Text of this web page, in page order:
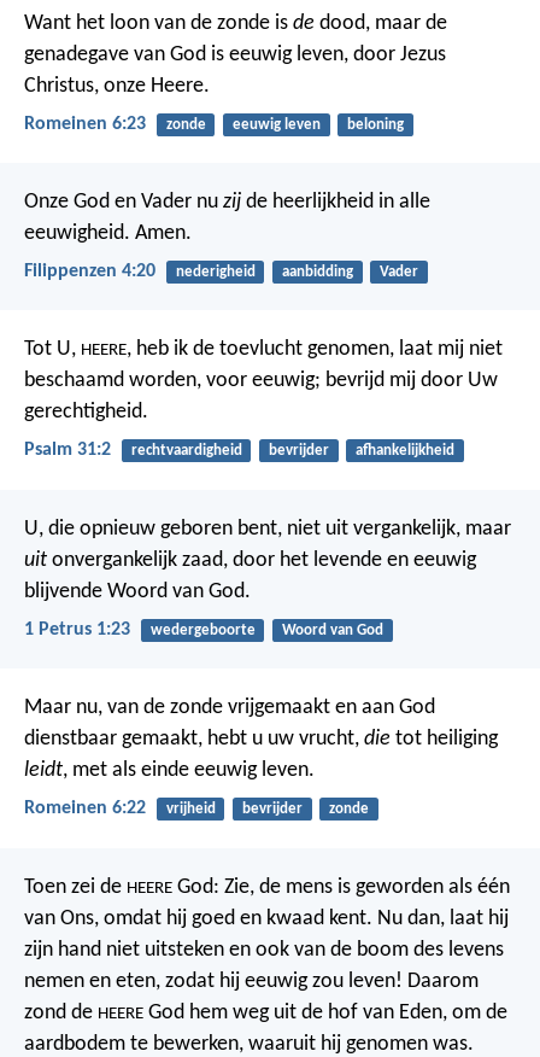
Want het loon van de zonde is de dood, maar de
genadegave van God is eeuwig leven, door Jezus
Christus, onze Heere.
Romeinen 6:23 zonde eeuwig leven beloning
Onze God en Vader nu zij de heerlijkheid in alle
eeuwigheid. Amen.
Filippenzen 4:20 nederigheid aanbidding Vader
Tot U, HEERE, heb ik de toevlucht genomen, laat mij niet
beschaamd worden, voor eeuwig; bevrijd mij door Uw
gerechtigheid.
Psalm 31:2 rechtvaardigheid bevrijder afhankelijkheid
U, die opnieuw geboren bent, niet uit vergankelijk, maar
uit onvergankelijk zaad, door het levende en eeuwig
blijvende Woord van God.
1 Petrus 1:23 wedergeboorte Woord van God
Maar nu, van de zonde vrijgemaakt en aan God
dienstbaar gemaakt, hebt u uw vrucht, die tot heiliging
leidt, met als einde eeuwig leven.
Romeinen 6:22 vrijheid bevrijder zonde
Toen zei de HEERE God: Zie, de mens is geworden als één
van Ons, omdat hij goed en kwaad kent. Nu dan, laat hij
zijn hand niet uitsteken en ook van de boom des levens
nemen en eten, zodat hij eeuwig zou leven! Daarom
zond de HEERE God hem weg uit de hof van Eden, om de
aardbodem te bewerken, waaruit hij genomen was.